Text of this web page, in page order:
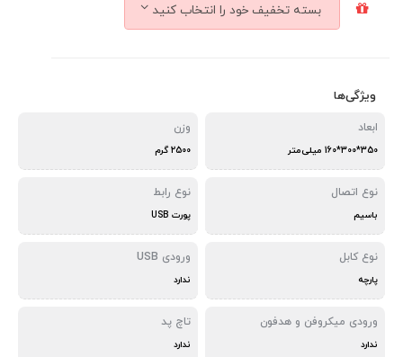
بسته تخفیف خود را انتخاب کنید
ویژگی‌ها
ابعاد
350*300*160 میلی‌متر
وزن
2500 گرم
نوع اتصال
باسیم
نوع رابط
پورت USB
نوع کابل
پارچه
ورودی USB
ندارد
ورودی میکروفن و هدفون
ندارد
تاچ پد
ندارد